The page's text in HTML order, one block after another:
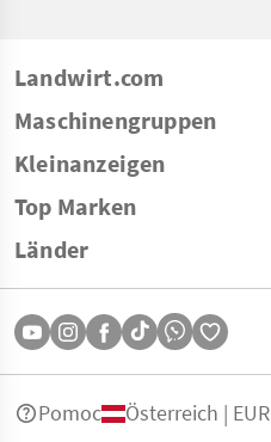
Landwirt.com
Maschinengruppen
Kleinanzeigen
Top Marken
Länder
Pomoc Österreich | EUR